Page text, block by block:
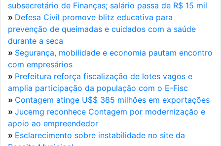
subsecretário de Finanças; salário passa de R$ 15 mil
» Defesa Civil promove blitz educativa para
prevenção de queimadas e cuidados com a saúde
durante a seca
» Segurança, mobilidade e economia pautam encontro
com empresários
» Prefeitura reforça fiscalização de lotes vagos e
amplia participação da população com o E-Fisc
» Contagem atinge U$$ 385 milhões em exportações
» Jucemg reconhece Contagem por modernização e
apoio ao empreendedor
» Esclarecimento sobre instabilidade no site da